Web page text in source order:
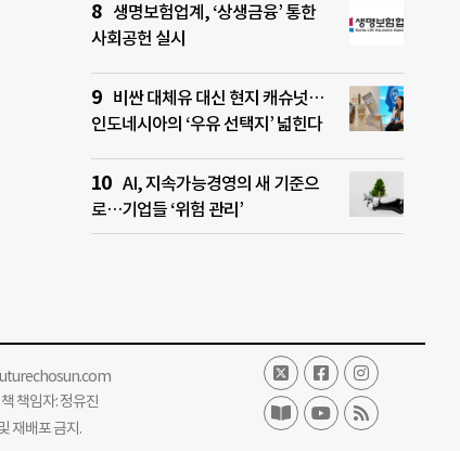
생명보험업계, ‘상생금융’ 통한
사회공헌 실시
비싼 대체유 대신 현지 캐슈넛…
인도네시아의 ‘우유 선택지’ 넓힌다
AI, 지속가능경영의 새 기준으
로…기업들 ‘위험 관리’
책임자: 정유진
재배포 금지.